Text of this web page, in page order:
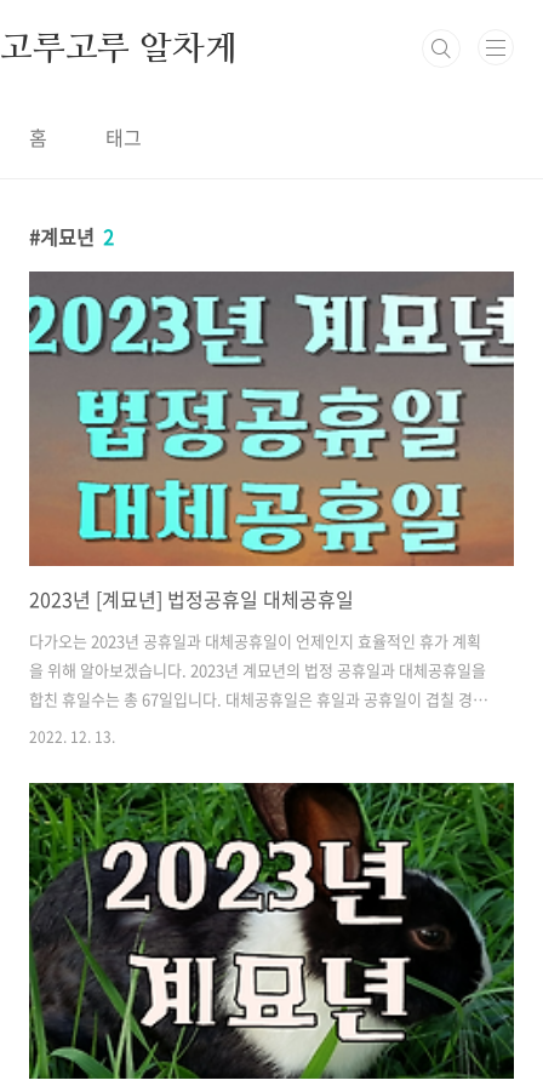
고루고루 알차게
홈 태그
계묘년 2
2023년 [계묘년] 법정공휴일 대체공휴일
다가오는 2023년 공휴일과 대체공휴일이 언제인지 효율적인 휴가 계획
을 위해 알아보겠습니다. 2023년 계묘년의 법정 공휴일과 대체공휴일을
합친 휴일수는 총 67일입니다. 대체공휴일은 휴일과 공휴일이 겹칠 경우
평일에 쉴 수 있도록 하여 공휴일이 줄어들지 않게 보장하는 제도입니다.
에는 적용되지 않습니다. 1월 :신정 (1/1) 일요일 , 설 연휴( 21~24일 ) 토
~화요일 / 24일은 대체휴일 2월 : 없음 3월 : 삼일절 (3/1) 수요일 4월 : 없
음 5월 : 어린이날 (5/5) 금요일, 석가탄신일 (5/27) 토요일 6월 : 현충일
(6/6) 화요일 7월 : 없음 8월 : 광복절 (8/15) 화요일 9월 : 추석 연휴 (9/..
2022. 12. 13.